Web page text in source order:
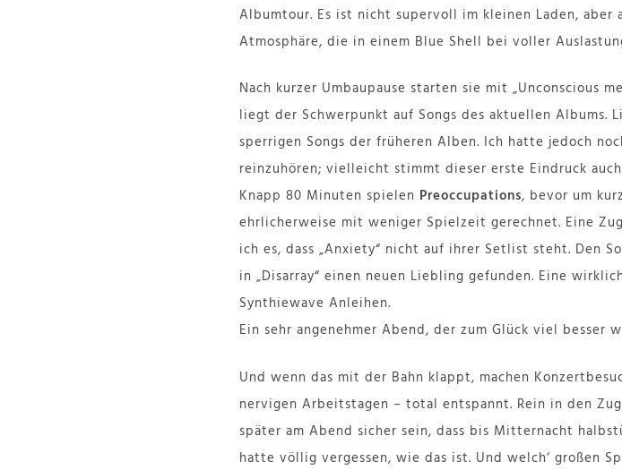
Albumtour. Es ist nicht supervoll im kleinen Laden,
Atmosphäre, die in einem Blue Shell bei voller
Nach kurzer Umbaupause starten sie mit „Unconscious
liegt der Schwerpunkt auf Songs des aktuellen Albums.
sperrigen Songs der früheren Alben. Ich hatte jedoch
reinzuhören; vielleicht stimmt dieser erste Eindruck
Knapp 80 Minuten spielen Preoccupations, bevor um
ehrlicherweise mit weniger Spielzeit gerechnet. Eine
ich es, dass „Anxiety“ nicht auf ihrer Setlist steht. Den
in „Disarray“ einen neuen Liebling gefunden. Eine
Synthiewave Anleihen.
Ein sehr angenehmer Abend, der zum Glück viel besser
Und wenn das mit der Bahn klappt, machen
nervigen Arbeitstagen – total entspannt. Rein in den
später am Abend sicher sein, dass bis Mitternacht
hatte völlig vergessen, wie das ist. Und welch‘ großen